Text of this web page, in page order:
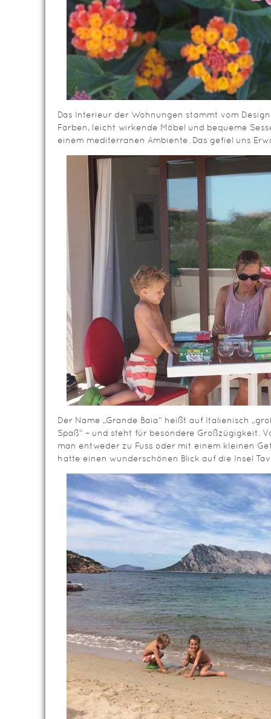
Das Interieur der Wohnungen stammt vom
Farben, leicht wirkende Möbel und bequeme
einem mediterranen Ambiente. Das gefiel uns
Der Name „Grande Baia“ heißt auf Italienisch
Spaß“ – und steht für besondere Großzügigkeit.
man entweder zu Fuss oder mit einem kleinen
hatte einen wunderschönen Blick auf die Insel